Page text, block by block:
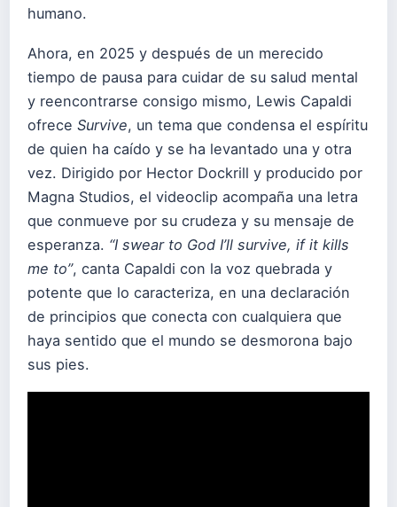
humano.
Ahora, en 2025 y después de un merecido
tiempo de pausa para cuidar de su salud mental
y reencontrarse consigo mismo, Lewis Capaldi
ofrece Survive, un tema que condensa el espíritu
de quien ha caído y se ha levantado una y otra
vez. Dirigido por Hector Dockrill y producido por
Magna Studios, el videoclip acompaña una letra
que conmueve por su crudeza y su mensaje de
esperanza. “I swear to God I’ll survive, if it kills
me to”, canta Capaldi con la voz quebrada y
potente que lo caracteriza, en una declaración
de principios que conecta con cualquiera que
haya sentido que el mundo se desmorona bajo
sus pies.